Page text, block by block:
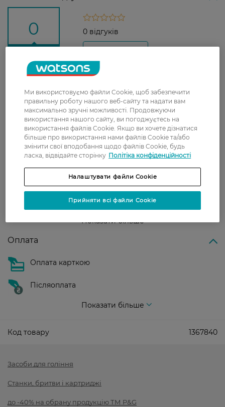
0 0 відгуків
Нова пошта
У відділення Нової пошти - 99 грн,
безкоштовно від 699 грн
Укрпошта
доставка від - 599 грн
Забрати сьогодні в магазині Watsons
Вартість доставки - 0 грн
Показати більше
Оплата
Оплата карткою
Післяоплата
Показати більше
Код товару 1367840
Засоби для гоління
Станки, бритви і картриджі
до -40% на обрану продукцію ТМ P&G
Ми використовуємо файли Cookie, щоб забезпечити
правильну роботу нашого веб-сайту та надати вам
максимально зручні можливості. Продовжуючи
використання нашого сайту, ви погоджуєтесь на
використання файлів Cookie. Якщо ви хочете дізнатися
більше про використання нами файлів Cookie та/або
змінити свої вподобання щодо файлів Cookie, будь
ласка, відвідайте сторінку Політіка конфіденційності
Налаштувати файли Cookie
Прийняти всі файли Cookie